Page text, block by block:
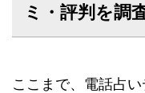
ミ・評判を調
ここまで、電話占